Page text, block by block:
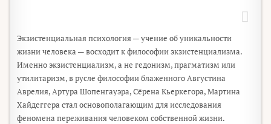
Экзистенциальная психология — учение об уникальности
жизни человека — восходит к философии экзистенциализма.
Именно экзистенциализм, а не гедонизм, прагматизм или
утилитаризм, в русле философии блаженного Августина
Аврелия, Артура Шопенгауэра, Сёрена Кьеркегора, Мартина
Хайдеггера стал основополагающим для исследования
феномена переживания человеком собственной жизни.